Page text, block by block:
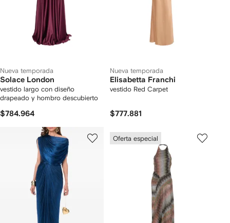
Nueva temporada
Solace London
vestido largo con diseño
drapeado y hombro descubierto
$784.964
Nueva temporada
Elisabetta Franchi
vestido Red Carpet
$777.881
Oferta especial